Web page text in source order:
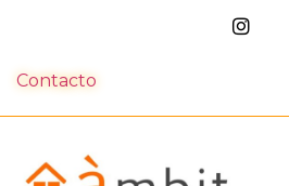
Contacto